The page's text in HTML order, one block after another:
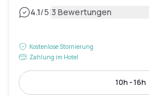
4.1/5|3 Bewertungen
Kostenlose Stornierung
Zahlung im Hotel
10h - 16h